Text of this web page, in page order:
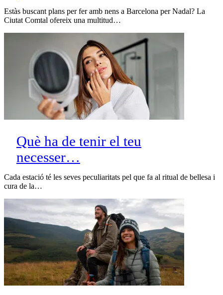
Estàs buscant plans per fer amb nens a Barcelona per Nadal? La
Ciutat Comtal ofereix una multitud…
Què ha de tenir el teu
necesser…
Cada estació té les seves peculiaritats pel que fa al ritual de bellesa i
cura de la…